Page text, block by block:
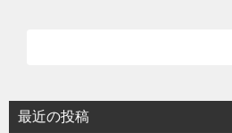
シ
最近の投稿